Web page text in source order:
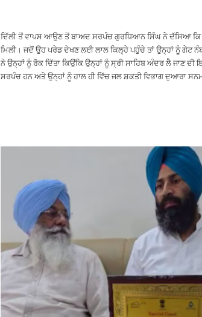
ਦਿੱਲੀ ਤੋਂ ਵਾਪਸ ਆਉਣ ਤੋਂ ਬਾਅਦ ਸਰਪੰਚ ਗੁਰਧਿਆਨ ਸਿੰਘ ਨੇ ਦੱਸਿਆ ਕਿ
ਮਿਲੀ। ਜਦੋਂ ਉਹ ਪਰੇਡ ਦੇਖਣ ਲਈ ਲਾਲ ਕਿਲ੍ਹੇ ਪਹੁੰਚੇ ਤਾਂ ਉਨ੍ਹਾਂ ਨੂੰ ਗੇਟ
ਨੇ ਉਨ੍ਹਾਂ ਨੂੰ ਰੋਕ ਦਿੱਤਾ ਕਿਉਂਕਿ ਉਨ੍ਹਾਂ ਨੂੰ ਸ੍ਰੀ ਸਾਹਿਬ ਅੰਦਰ ਲੈ ਜਾਣ ਦੀ
ਸਰਪੰਚ ਹਨ ਅਤੇ ਉਨ੍ਹਾਂ ਨੂੰ ਹਾਲ ਹੀ ਵਿੱਚ ਜਲ ਸ਼ਕਤੀ ਵਿਭਾਗ ਦੁਆਰਾ